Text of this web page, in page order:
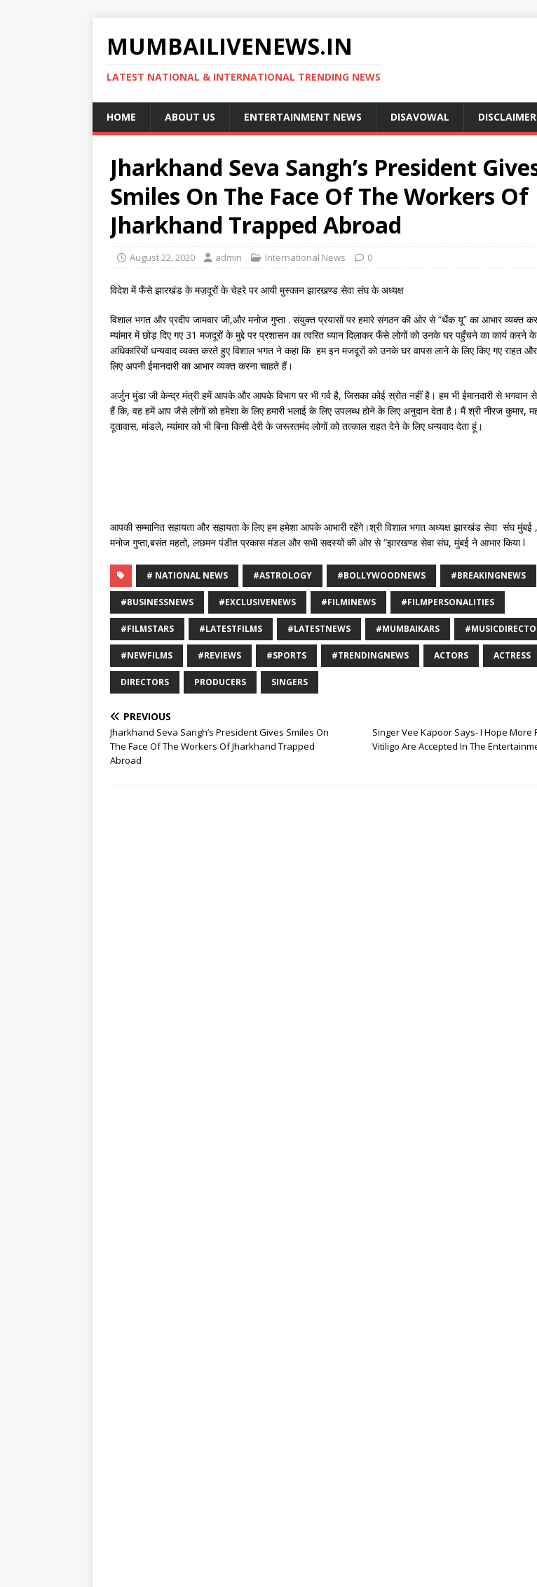
MUMBAILIVENEWS.IN
LATEST NATIONAL & INTERNATIONAL TRENDING NEWS
HOME ABOUT US ENTERTAINMENT NEWS DISAVOWAL DISCLAIMER
Jharkhand Seva Sangh’s President
Smiles On The Face Of The Workers Of
Jharkhand Trapped Abroad
August 22, 2020 admin International News 0
विदेश में फँसे झारखंड के मज़दूरों के चेहरे पर आयी मुस्कान झारखण्ड सेवा संघ के अध्यक्ष
विशाल भगत और प्रदीप जामवार जी,और मनोज गुप्ता . संयुक्त प्रयासों पर हमारे संगठन की ओर से “थैंक यू” का आभार व्यक्त
म्यांमार में छोड़ दिए गए 31 मजदूरों के मुद्दे पर प्रशासन का त्वरित ध्यान दिलाकर फँसे लोगों को उनके घर पहुँचने का कार्य करने
अधिकारियों धन्यवाद व्यक्त करते हुए विशाल भगत ने कहा कि हम इन मजदूरों को उनके घर वापस लाने के लिए किए गए राहत
लिए अपनी ईमानदारी का आभार व्यक्त करना चाहते हैं।
अर्जुन मुंडा जी केन्द्र मंत्री हमें आपके और आपके विभाग पर भी गर्व है, जिसका कोई स्रोत नहीं है। हम भी ईमानदारी से भगवान से
हैं कि, वह हमें आप जैसे लोगों को हमेशा के लिए हमारी भलाई के लिए उपलब्ध होने के लिए अनुदान देता है। मैं श्री नीरज कुमार,
दूतावास, मांडले, म्यांमार को भी बिना किसी देरी के जरूरतमंद लोगों को तत्काल राहत देने के लिए धन्यवाद देता हूं।
आपकी सम्मानित सहायता और सहायता के लिए हम हमेशा आपके आभारी रहेंगे।श्री विशाल भगत अध्यक्ष झारखंड सेवा संघ मुंबई ,
मनोज गुप्ता,बसंत महतो, लछमन पंडीत प्रकास मंडल और सभी सदस्यों की ओर से “झारखण्ड सेवा संघ, मुंबई ने आभार किया l
# NATIONAL NEWS #ASTROLOGY #BOLLYWOODNEWS #BREAKINGNEWS
#BUSINESSNEWS #EXCLUSIVENEWS #FILMINEWS #FILMPERSONALITIES
#FILMSTARS #LATESTFILMS #LATESTNEWS #MUMBAIKARS
#NEWFILMS #REVIEWS #SPORTS #TRENDINGNEWS ACTORS ACTRESS
DIRECTORS PRODUCERS SINGERS
PREVIOUS
Jharkhand Seva Sangh’s President Gives Smiles On
The Face Of The Workers Of Jharkhand Trapped
Abroad
Singer Vee Kapoor Says- I Hope More
Vitiligo Are Accepted In The